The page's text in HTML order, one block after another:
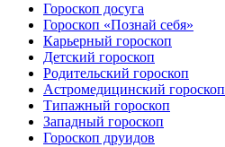
Гороскоп досуга
Гороскоп «Познай себя»
Карьерный гороскоп
Детский гороскоп
Родительский гороскоп
Астромедицинский гороскоп
Типажный гороскоп
Западный гороскоп
Гороскоп друидов